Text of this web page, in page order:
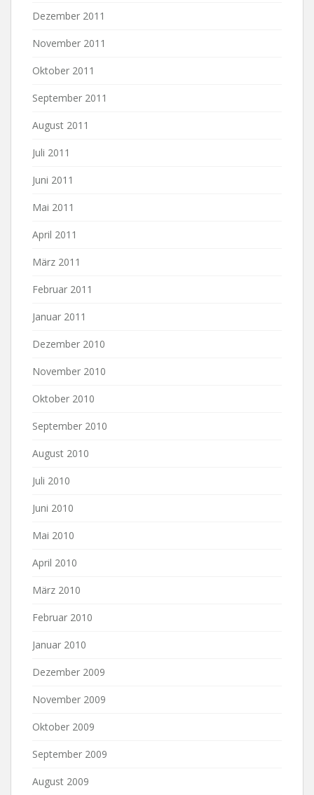
Dezember 2011
November 2011
Oktober 2011
September 2011
August 2011
Juli 2011
Juni 2011
Mai 2011
April 2011
März 2011
Februar 2011
Januar 2011
Dezember 2010
November 2010
Oktober 2010
September 2010
August 2010
Juli 2010
Juni 2010
Mai 2010
April 2010
März 2010
Februar 2010
Januar 2010
Dezember 2009
November 2009
Oktober 2009
September 2009
August 2009